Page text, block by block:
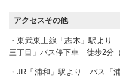
アクセスその他
・東武東上線「志木」駅より
三丁目」バス停下車 徒歩2分（
・JR「浦和」駅より バス「